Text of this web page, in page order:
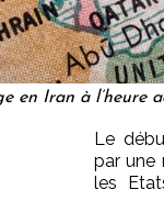
en Iran à l’heure
Le
par une
les